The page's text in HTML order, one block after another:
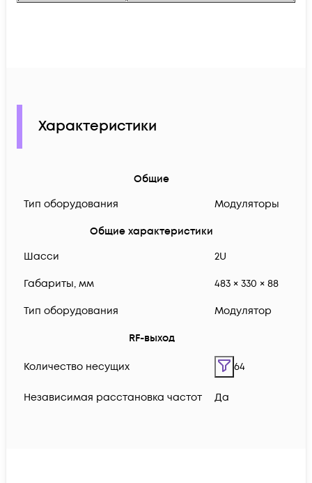
Характеристики
Общие
Тип оборудования
Модуляторы
Общие характеристики
Шасси
2U
Габариты, мм 483 × 330 × 88
Тип оборудования Модулятор
RF-выход
Количество несущих 64
Независимая расстановка частот Да